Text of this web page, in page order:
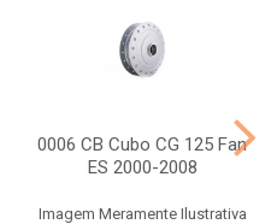
0006 CB Cubo CG 125 Fan
ES 2000-2008
Imagem Meramente Ilustrativa